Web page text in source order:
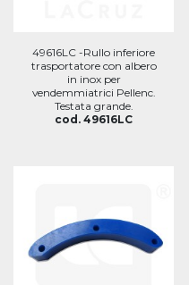
49616LC -Rullo inferiore
trasportatore con albero
in inox per
vendemmiatrici Pellenc.
Testata grande.
cod. 49616LC